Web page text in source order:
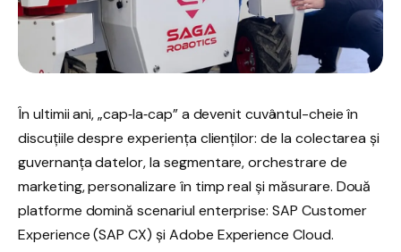
În ultimii ani, „cap‑la‑cap” a devenit cuvântul-cheie în
discuțiile despre experiența clienților: de la colectarea și
guvernanța datelor, la segmentare, orchestrare de
marketing, personalizare în timp real și măsurare. Două
platforme domină scenariul enterprise: SAP Customer
Experience (SAP CX) și Adobe Experience Cloud.